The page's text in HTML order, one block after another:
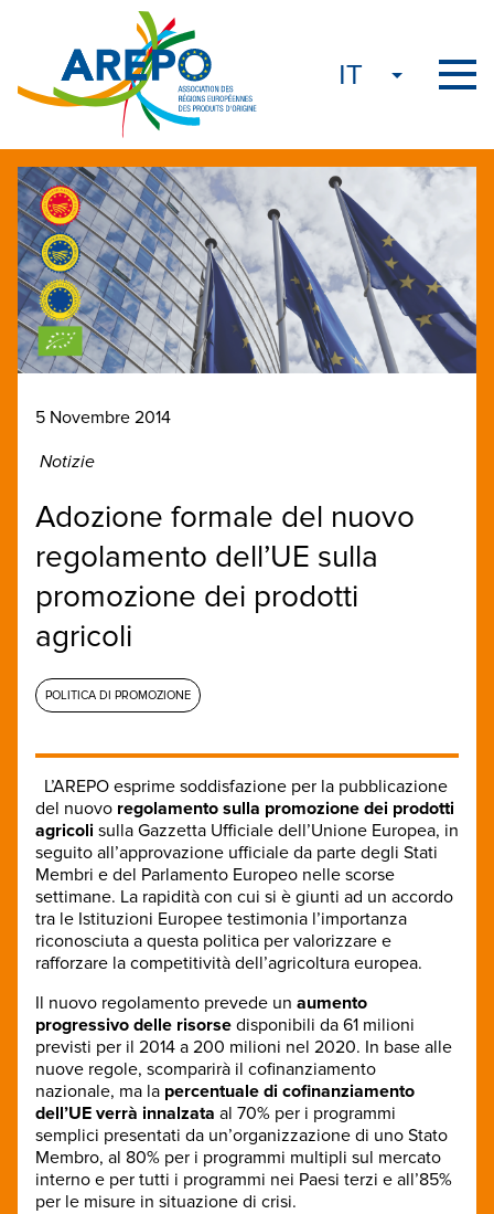
5 Novembre 2014
Notizie
Adozione formale del nuovo
regolamento dell’UE sulla
promozione dei prodotti
agricoli
POLITICA DI PROMOZIONE
L’AREPO esprime soddisfazione per la pubblicazione
del nuovo regolamento sulla promozione dei prodotti
agricoli sulla Gazzetta Ufficiale dell’Unione Europea, in
seguito all’approvazione ufficiale da parte degli Stati
Membri e del Parlamento Europeo nelle scorse
settimane. La rapidità con cui si è giunti ad un accordo
tra le Istituzioni Europee testimonia l’importanza
riconosciuta a questa politica per valorizzare e
rafforzare la competitività dell’agricoltura europea.
Il nuovo regolamento prevede un aumento
progressivo delle risorse disponibili da 61 milioni
previsti per il 2014 a 200 milioni nel 2020. In base alle
nuove regole, scomparirà il cofinanziamento
nazionale, ma la percentuale di cofinanziamento
dell’UE verrà innalzata al 70% per i programmi
semplici presentati da un’organizzazione di uno Stato
Membro, al 80% per i programmi multipli sul mercato
interno e per tutti i programmi nei Paesi terzi e all’85%
per le misure in situazione di crisi.